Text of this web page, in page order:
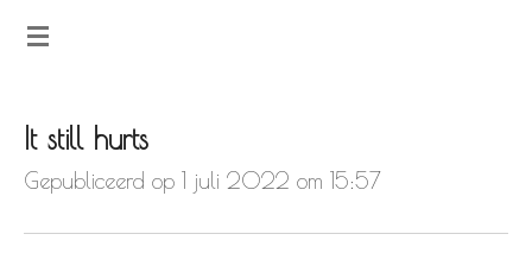
Ga
de
hoofdinhoud
It still hurts
Gepubliceerd op 1 juli 2022 om 15:57